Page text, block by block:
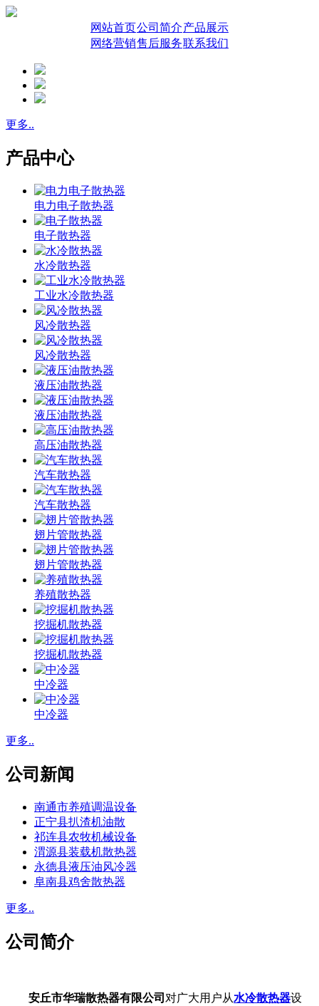
网站首页公司简介产品展示
网络营销售后服务联系我们
更多..
产品中心
电力电子散热器
电子散热器
水冷散热器
工业水冷散热器
风冷散热器
风冷散热器
液压油散热器
液压油散热器
高压油散热器
汽车散热器
汽车散热器
翅片管散热器
翅片管散热器
养殖散热器
挖掘机散热器
挖掘机散热器
中冷器
中冷器
更多..
公司新闻
南通市养殖调温设备
正宁县扒渣机油散
祁连县农牧机械设备
渭源县装载机散热器
永德县液压油风冷器
阜南县鸡舍散热器
更多..
公司简介
安丘市华瑞散热器有限公司 对广大用户从水冷散热器设